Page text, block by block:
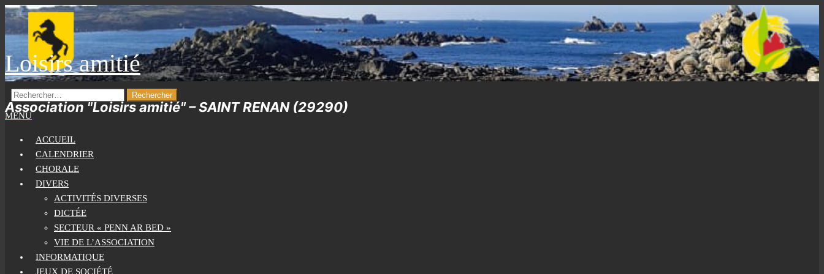
Skip
content
Loisirs amitié
Association "Loisirs amitié" – SAINT RENAN (29290)
RECHERCHER :
MENU
ACCUEIL
CALENDRIER
CHORALE
DIVERS
ACTIVITÉS DIVERSES
DICTÉE
SECTEUR « PENN AR BED »
VIE DE L’ASSOCIATION
INFORMATIQUE
JEUX DE SOCIÉTÉ